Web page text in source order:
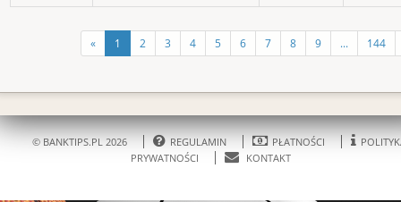
« 1 2 3 4 5 6 7 8 9 ... 144
© BANKTIPS.PL 2026 REGULAMIN PŁATNOŚCI
PRYWATNOŚCI
KONTAKT